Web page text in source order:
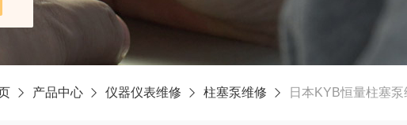
产品中心 仪器仪表维修 柱塞泵维修 日本KYB恒量柱塞